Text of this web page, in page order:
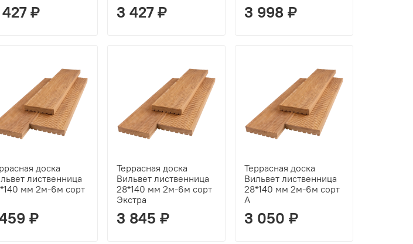
₽ 3 427 ₽ 3 998 ₽
доска
лиственница
мм 2м-6м сорт
₽
Террасная доска
Вильвет лиственница
28*140 мм 2м-6м сорт
Экстра
3 845 ₽
Террасная доска
Вильвет лиственница
28*140 мм 2м-6м сорт
А
3 050 ₽